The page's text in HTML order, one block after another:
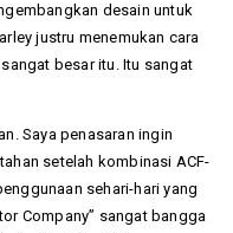
desain untuk
justru menemukan cara
besar itu. Itu sangat
Saya penasaran ingin
setelah kombinasi ACF-
sehari-hari yang
Company” sangat bangga